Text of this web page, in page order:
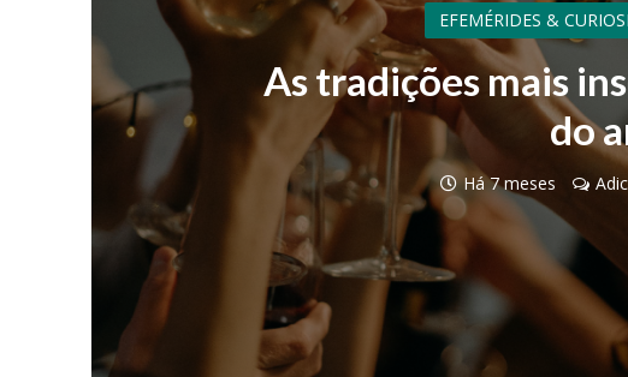
EFEMÉRIDES &
As tradições mais
do
Há 7 meses